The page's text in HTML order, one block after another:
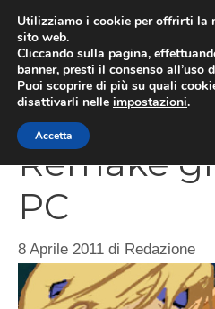
contenuto
Streets Of
Remake
PC
8 Aprile 2011 di Redazione
Utilizziamo i cookie per offrirti la
sito web.
Cliccando sulla pagina,
banner, presti il consenso all’uso
Puoi scoprire di più su quali
disattivarli nelle impostazioni.
Accetta